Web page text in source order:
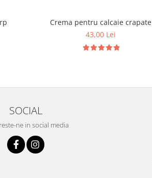
Crema pentru calcaie crapate
43,00 Lei
SOCIAL
ne in social media